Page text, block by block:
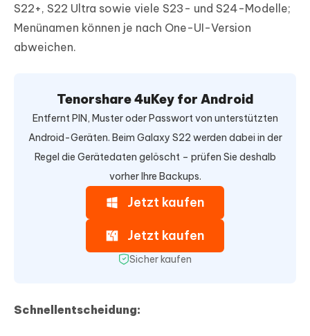
S22+, S22 Ultra sowie viele S23- und S24-Modelle;
Menünamen können je nach One-UI-Version
abweichen.
Tenorshare 4uKey for Android
Entfernt PIN, Muster oder Passwort von unterstützten
Android-Geräten. Beim Galaxy S22 werden dabei in der
Regel die Gerätedaten gelöscht – prüfen Sie deshalb
vorher Ihre Backups.
Jetzt kaufen
Jetzt kaufen
Sicher kaufen
Schnellentscheidung: